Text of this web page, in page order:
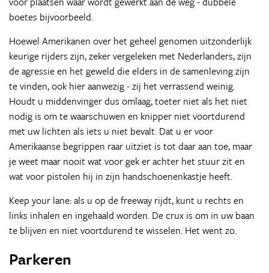
boetes bijvoorbeeld.
Hoewel Amerikanen over het geheel genomen uitzonderlijk
keurige rijders zijn, zeker vergeleken met Nederlanders, zijn
de agressie en het geweld die elders in de samenleving zijn
te vinden, ook hier aanwezig - zij het verrassend weinig.
Houdt u middenvinger dus omlaag, toeter niet als het niet
nodig is om te waarschuwen en knipper niet voortdurend
met uw lichten als iets u niet bevalt. Dat u er voor
Amerikaanse begrippen raar uitziet is tot daar aan toe, maar
je weet maar nooit wat voor gek er achter het stuur zit en
wat voor pistolen hij in zijn handschoenenkastje heeft.
Keep your lane: als u op de freeway rijdt, kunt u rechts en
links inhalen en ingehaald worden. De crux is om in uw baan
te blijven en niet voortdurend te wisselen. Het went zo.
Parkeren